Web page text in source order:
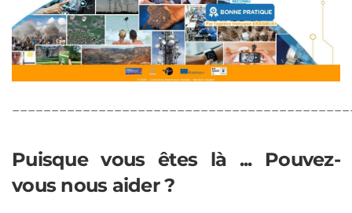
Puisque vous êtes là ... Pouvez-
vous nous aider ?